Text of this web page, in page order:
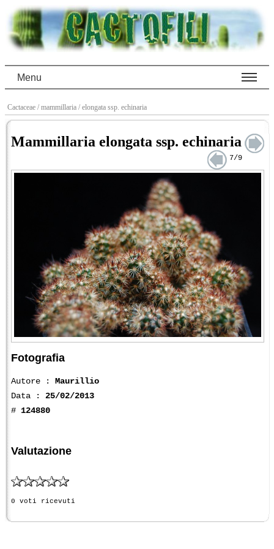
Menu
Cactaceae / mammillaria / elongata ssp. echinaria
Mammillaria elongata ssp. echinaria
7/9
Fotografia
Autore : Maurillio
Data : 25/02/2013
# 124880
Valutazione
0 voti ricevuti